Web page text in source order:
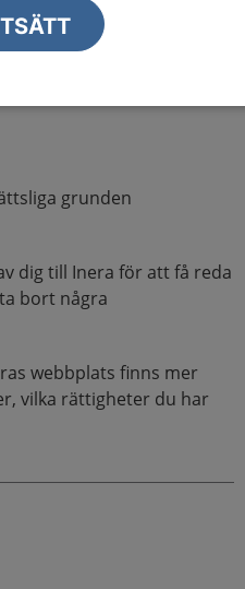
är all
till exempel vara
grunden
dig till Inera för att få reda
bort några
webbplats finns mer
vilka rättigheter du har